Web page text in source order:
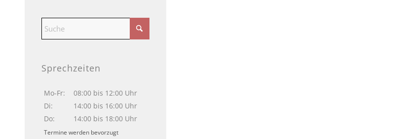
Sprechzeiten
Mo-Fr:
08:00 bis 12:00 Uhr
Di:
14:00 bis 16:00 Uhr
Do:
14:00 bis 18:00 Uhr
Termine werden bevorzugt